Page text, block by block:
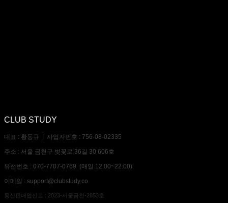
CLUB STUDY
대표 : 황동규 | 사업자번호 : 756-08-02335
주소 : 서울 금천구 벚꽃로 36길 30 606호
유선번호 : 070-7707-0769 (매일 12:00~22:00)
이메일 : support@clubstudy.co
통신판매업신고 : 2023-서울금천-2853호